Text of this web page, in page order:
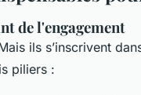
de l'engagement
ils s’inscrivent
piliers :